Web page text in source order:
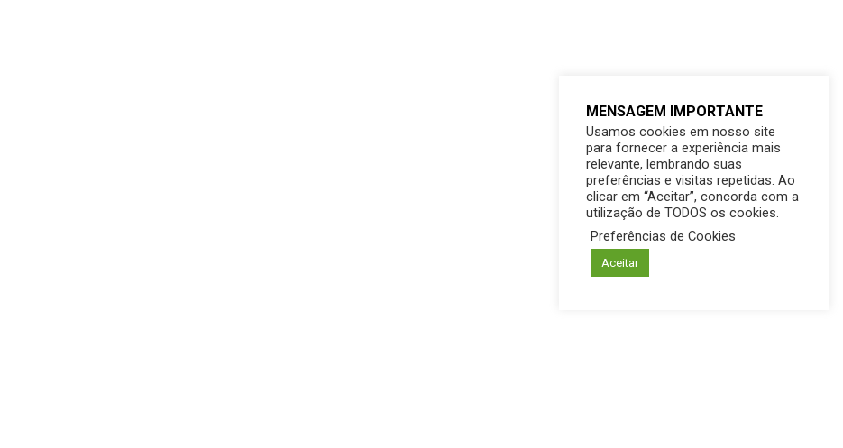
MENSAGEM IMPORTANTE
Usamos cookies em nosso site
para fornecer a experiência mais
relevante, lembrando suas
preferências e visitas repetidas. Ao
clicar em “Aceitar”, concorda com a
utilização de TODOS os cookies.
Preferências de Cookies
Aceitar